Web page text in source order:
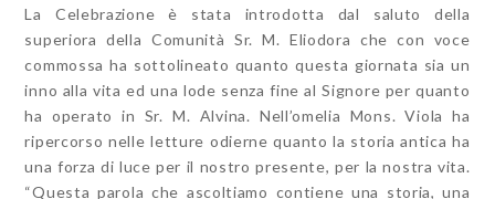
La Celebrazione è stata introdotta dal saluto della
superiora della Comunità Sr. M. Eliodora che con voce
commossa ha sottolineato quanto questa giornata sia un
inno alla vita ed una lode senza fine al Signore per quanto
ha operato in Sr. M. Alvina. Nell’omelia Mons. Viola ha
ripercorso nelle letture odierne quanto la storia antica ha
una forza di luce per il nostro presente, per la nostra vita.
“Questa parola che ascoltiamo contiene una storia, una